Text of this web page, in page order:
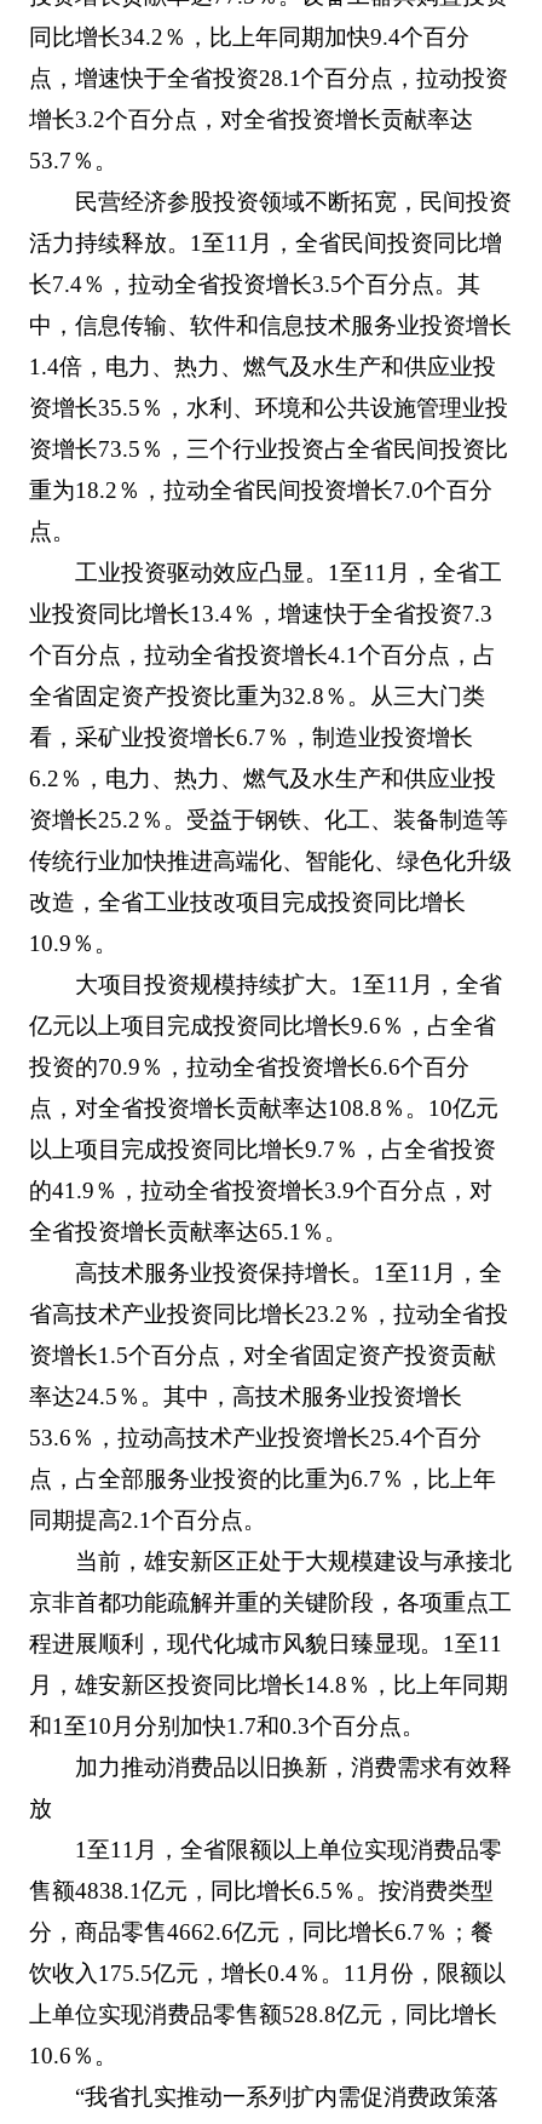
同比增长34.2％，比上年同期加快9.4个百分
点，增速快于全省投资28.1个百分点，拉动投资
增长3.2个百分点，对全省投资增长贡献率达
53.7％。
民营经济参股投资领域不断拓宽，民间投资
活力持续释放。1至11月，全省民间投资同比增
长7.4％，拉动全省投资增长3.5个百分点。其
中，信息传输、软件和信息技术服务业投资增长
1.4倍，电力、热力、燃气及水生产和供应业投
资增长35.5％，水利、环境和公共设施管理业投
资增长73.5％，三个行业投资占全省民间投资比
重为18.2％，拉动全省民间投资增长7.0个百分
点。
工业投资驱动效应凸显。1至11月，全省工
业投资同比增长13.4％，增速快于全省投资7.3
个百分点，拉动全省投资增长4.1个百分点，占
全省固定资产投资比重为32.8％。从三大门类
看，采矿业投资增长6.7％，制造业投资增长
6.2％，电力、热力、燃气及水生产和供应业投
资增长25.2％。受益于钢铁、化工、装备制造等
传统行业加快推进高端化、智能化、绿色化升级
改造，全省工业技改项目完成投资同比增长
10.9％。
大项目投资规模持续扩大。1至11月，全省
亿元以上项目完成投资同比增长9.6％，占全省
投资的70.9％，拉动全省投资增长6.6个百分
点，对全省投资增长贡献率达108.8％。10亿元
以上项目完成投资同比增长9.7％，占全省投资
的41.9％，拉动全省投资增长3.9个百分点，对
全省投资增长贡献率达65.1％。
高技术服务业投资保持增长。1至11月，全
省高技术产业投资同比增长23.2％，拉动全省投
资增长1.5个百分点，对全省固定资产投资贡献
率达24.5％。其中，高技术服务业投资增长
53.6％，拉动高技术产业投资增长25.4个百分
点，占全部服务业投资的比重为6.7％，比上年
同期提高2.1个百分点。
当前，雄安新区正处于大规模建设与承接北
京非首都功能疏解并重的关键阶段，各项重点工
程进展顺利，现代化城市风貌日臻显现。1至11
月，雄安新区投资同比增长14.8％，比上年同期
和1至10月分别加快1.7和0.3个百分点。
加力推动消费品以旧换新，消费需求有效释
放
1至11月，全省限额以上单位实现消费品零
售额4838.1亿元，同比增长6.5％。按消费类型
分，商品零售4662.6亿元，同比增长6.7％；餐
饮收入175.5亿元，增长0.4％。11月份，限额以
上单位实现消费品零售额528.8亿元，同比增长
10.6％。
“我省扎实推动一系列扩内需促消费政策落